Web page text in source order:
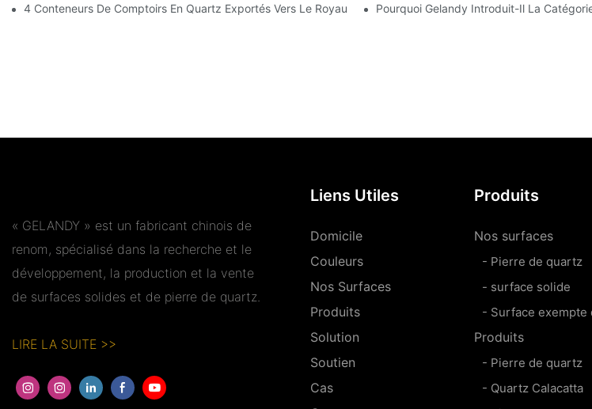
4 Conteneurs De Comptoirs En Quartz Exportés Vers Le Royaume-Uni Et L'EspagnePourquoi Gelandy Introduit-Il La
« GELANDY » est un fabricant chinois de
renom, spécialisé dans la recherche et le
développement, la production et la vente
de surfaces solides et de pierre de quartz.
LIRE LA SUITE >>
Liens Utiles
Domicile
Couleurs
Nos Surfaces
Produits
Solution
Soutien
Cas
Produits
Nos surfaces
- Pierre de quartz
- surface solide
- Surface exempte
Produits
- Pierre de quartz
- Quartz Calacatta